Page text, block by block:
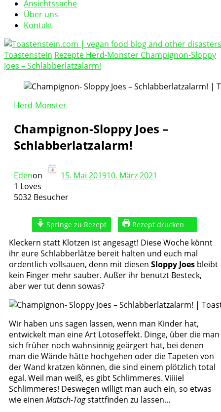
Ansichtssache
Über uns
Kontakt
Toastenstein.com
vegan food blog
Toastenstein Rezepte Herd-Monster Champignon-Sloppy
Joes – Schlabberlatzalarm!
Herd-Monster
Champignon-Sloppy Joes –
Schlabberlatzalarm!
Edenon 15. Mai 201910. März 2021
1 Loves
5032 Besucher
Springe zu Rezept Rezept drucken
Kleckern statt Klotzen ist angesagt! Diese Woche könnt
ihr eure Schlabberlätze bereit halten und euch mal
ordentlich vollsauen, denn mit diesen Sloppy Joes bleibt
kein Finger mehr sauber. Außer ihr benutzt Besteck,
aber wer tut denn sowas?
Wir haben uns sagen lassen, wenn man Kinder hat,
entwickelt man eine Art Lotoseffekt. Dinge, über die man
sich früher noch wahnsinnig geärgert hat, bei denen
man die Wände hätte hochgehen oder die Tapeten von
der Wand kratzen können, die sind einem plötzlich total
egal. Weil man weiß, es gibt Schlimmeres. Viiiiel
Schlimmeres! Deswegen willigt man auch ein, so etwas
wie einen Matsch-Tagstattfinden zu lassen…